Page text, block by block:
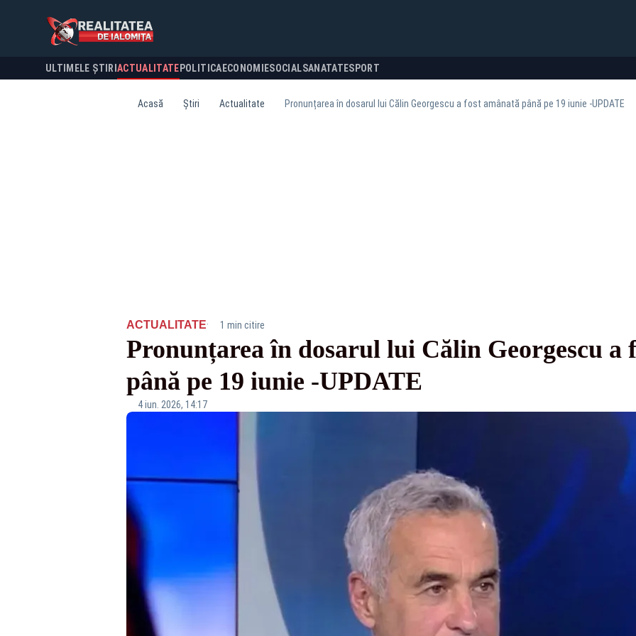
ULTIMELE ȘTIRI ACTUALITATE POLITICA ECONOMIESOCIALSANATATESPORT
Acasă Știri Actualitate Pronunțarea în dosarul lui Călin Georgescu a fost amânată până pe 19 iunie -UPDATE
ACTUALITATE· 1 min citire
Pronunțarea în dosarul lui Călin Georgescu a
până pe 19 iunie -UPDATE
4 iun. 2026, 14:17